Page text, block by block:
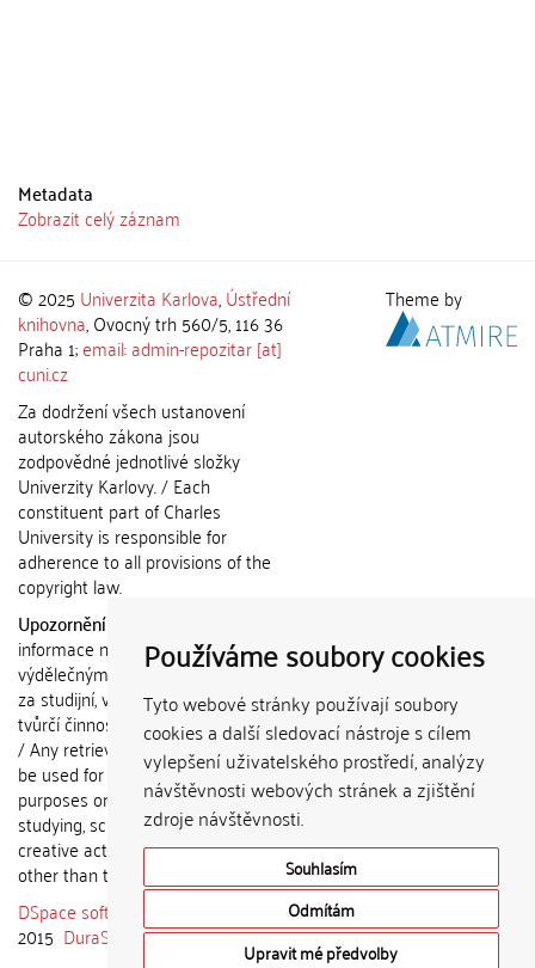
Používáme soubory cookies
Tyto webové stránky používají soubory
cookies a další sledovací nástroje s cílem
vylepšení uživatelského prostředí, analýzy
návštěvnosti webových stránek a zjištění
zdroje návštěvnosti.
Souhlasím
Odmítám
Upravit mé předvolby
Metadata
Zobrazit celý záznam
© 2025 Univerzita Karlova,Ústřední
knihovna, Ovocný trh 560/5, 116 36
Praha 1;email: admin-repozitar [at]
cuni.cz
Za dodržení všech ustanovení
autorského zákona jsou
zodpovědné jednotlivé složky
Univerzity Karlovy. / Each
constituent part of Charles
University is responsible for
adherence to all provisions of the
copyright law.
Upozornění / Notice:
informace nemohou být použity k
výdělečným účelům nebo vydávány
za studijní, vědeckou nebo jinou
tvůrčí činnost jiné osoby než autora.
/ Any retrieved information shall not
be used for any commercial
purposes or claimed as results of
studying, scientific or any other
creative activities of any person
other than the author.
DSpace software
copyright © 2002-
2015 DuraSpace
Theme by